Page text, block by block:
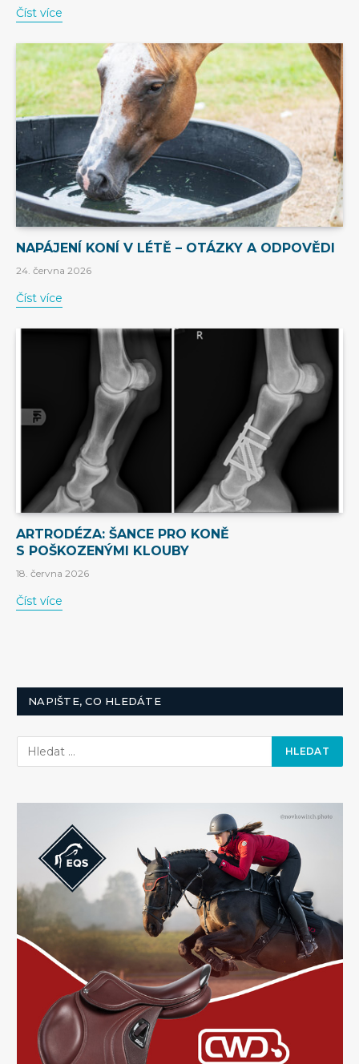
Číst více
NAPÁJENÍ KONÍ V LÉTĚ – OTÁZKY A ODPOVĚDI
24. června 2026
Číst více
ARTRODÉZA: ŠANCE PRO KONĚ
S POŠKOZENÝMI KLOUBY
18. června 2026
Číst více
NAPIŠTE, CO HLEDÁTE